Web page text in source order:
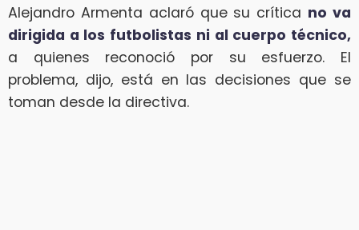
Alejandro Armenta aclaró que su crítica no va
dirigida a los futbolistas ni al cuerpo técnico,
a quienes reconoció por su esfuerzo. El
problema, dijo, está en las decisiones que se
toman desde la directiva.